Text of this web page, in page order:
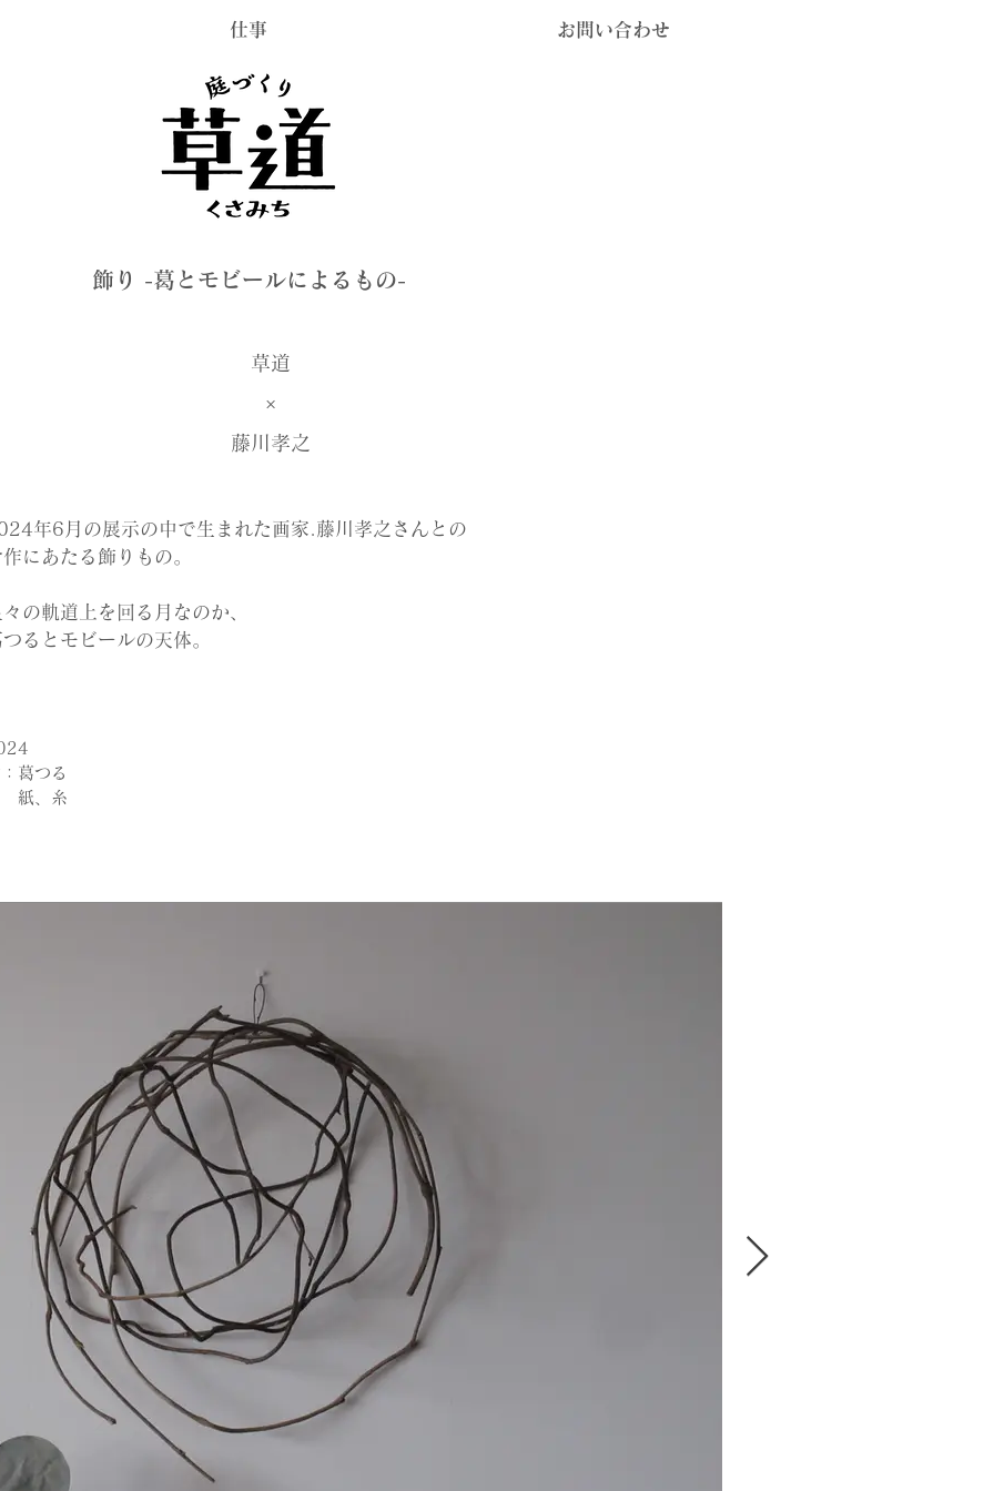
​仕事 ​お問い合わせ
​飾り -葛とモビールによるもの-
​草道
​×
​藤川孝之
年6月の展示の中で生まれた画家.藤川孝之さんとの
にあたる飾りもの。
の軌道上を回る月なのか、
るとモビールの天体。
：葛つる
、糸